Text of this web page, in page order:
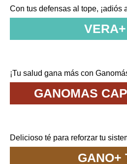
Con tus defensas al tope, ¡adiós alergias!ㅤㅤ
¡Tu salud gana más con Ganomás!ㅤㅤㅤㅤㅤㅤㅤㅤㅤ
GANOMAS
Delicioso té para reforzar tu
GANO+